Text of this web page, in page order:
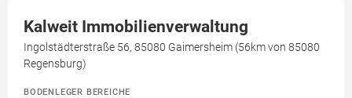
Kalweit Immobilienverwaltung
Ingolstädterstraße 56, 85080 Gaimersheim (56km von 85080
Regensburg)
BODENLEGER BEREICHE